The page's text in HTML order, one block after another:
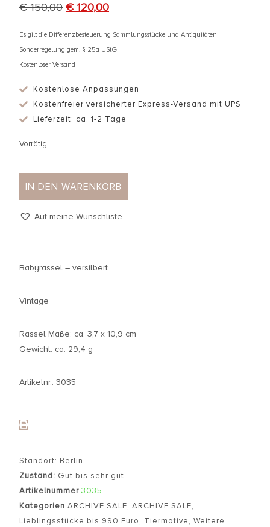
€150,00 €120,00
Es gilt die Differenzbesteuerung Sammlungsstücke und Antiquitäten
Sonderregelung gem. § 25a UStG
Kostenloser Versand
Kostenlose Anpassungen
Kostenfreier versicherter Express-Versand mit UPS
Lieferzeit: ca. 1-2 Tage
Vorrätig
IN DEN WARENKORB
Auf meine Wunschliste
Babyrassel – versilbert
Vintage
Rassel Maße: ca. 3,7 x 10,9 cm
Gewicht: ca. 29,4 g
Artikelnr.: 3035
Standort: Berlin
Zustand: Gut bis sehr gut
Artikelnummer 3035
Kategorien ARCHIVE SALE, ARCHIVE SALE,
Lieblingsstücke bis 990 Euro, Tiermotive, Weitere